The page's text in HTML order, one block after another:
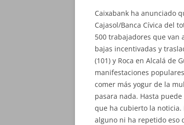
Caixabank ha anunciado
Cajasol/Banca Cívica del
500 trabajadores que van
bajas incentivadas y
(101) y Roca en Alcalá de
manifestaciones
comer más yogur de la
pasara nada. Hasta
que ha cubierto la noticia.
alguno ni ha repetido eso